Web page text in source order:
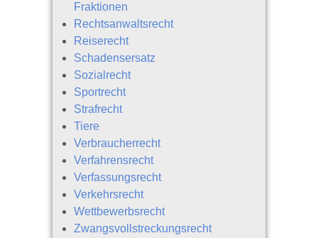
Fraktionen
Rechtsanwaltsrecht
Reiserecht
Schadensersatz
Sozialrecht
Sportrecht
Strafrecht
Tiere
Verbraucherrecht
Verfahrensrecht
Verfassungsrecht
Verkehrsrecht
Wettbewerbsrecht
Zwangsvollstreckungsrecht